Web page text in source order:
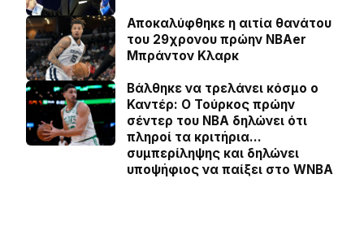
Αποκαλύφθηκε η αιτία θανάτου
του 29χρονου πρώην NBAer
Μπράντον Κλαρκ
Βάλθηκε να τρελάνει κόσμο ο
Καντέρ: Ο Τούρκος πρώην
σέντερ του NBA δηλώνει ότι
πληροί τα κριτήρια…
συμπερίληψης και δηλώνει
υποψήφιος να παίξει στο WNBA